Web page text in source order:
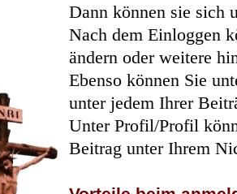
Dann können sie sich
Nach dem Einloggen
ändern oder weitere
Ebenso können Sie
unter jedem Ihrer
Unter Profil/Profil
Beitrag unter Ihrem